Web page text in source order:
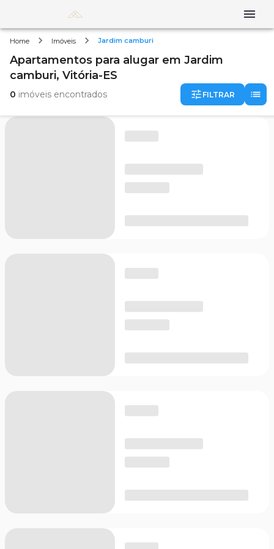
Home Imóveis Jardim camburi
Apartamentos para alugar em Jardim
camburi, Vitória-ES
0 imóveis encontrados FILTRAR